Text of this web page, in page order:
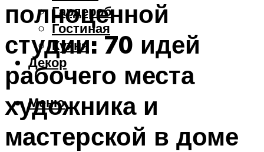
Гардероб
Гостиная
Кухня
Декор
Меню
полноценной
студии: 70 идей
рабочего места
художника и
мастерской в доме